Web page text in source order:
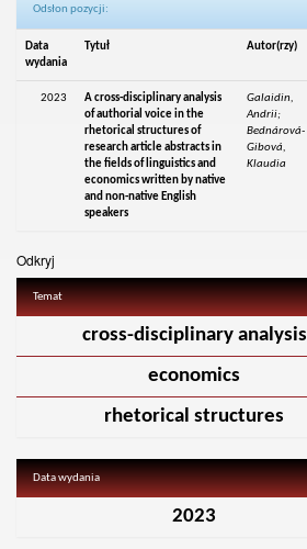
Odsłon pozycji:
Data
wydania
Tytuł Autor(rzy)
2023
A cross-disciplinary analysis
of authorial voice in the
rhetorical structures of
research article abstracts in
the fields of linguistics and
economics written by native
and non-native English
speakers
Galaidin,
Andrii;
Bednárová-
Gibová,
Klaudia
Odkryj
Temat
cross-disciplinary analysis
economics
rhetorical structures
Data wydania
2023